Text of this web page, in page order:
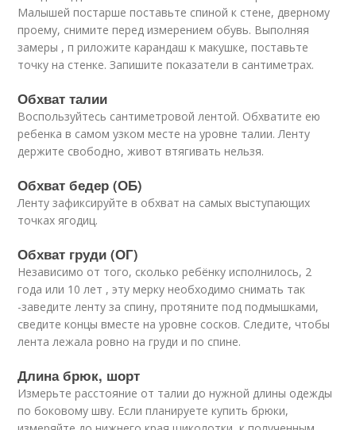
Малышей постарше поставьте спиной к стене, дверному
проему, снимите перед измерением обувь. Выполняя
замеры , п риложите карандаш к макушке, поставьте
точку на стенке. Запишите показатели в сантиметрах.
Обхват талии
Воспользуйтесь сантиметровой лентой. Обхватите ею
ребенка в самом узком месте на уровне талии. Ленту
держите свободно, живот втягивать нельзя.
Обхват бедер (ОБ)
Ленту зафиксируйте в обхват на самых выступающих
точках ягодиц.
Обхват груди (ОГ)
Независимо от того, сколько ребёнку исполнилось, 2
года или 10 лет , эту мерку необходимо снимать так
-заведите ленту за спину, протяните под подмышками,
сведите концы вместе на уровне сосков. Следите, чтобы
лента лежала ровно на груди и по спине.
Длина брюк, шорт
Измерьте расстояние от талии до нужной длины одежды
по боковому шву. Если планируете купить брюки,